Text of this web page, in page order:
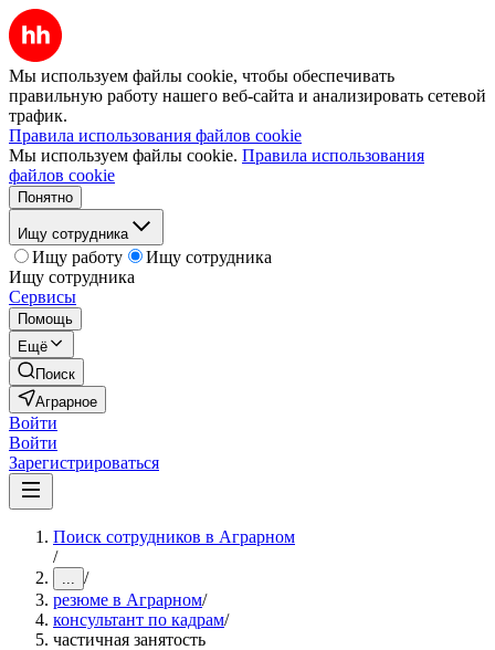
Мы используем файлы cookie, чтобы обеспечивать
правильную работу нашего веб-сайта и анализировать сетевой
трафик.
Правила использования файлов cookie
Мы используем файлы cookie. Правила использования
файлов cookie
Понятно
Ищу сотрудника
Ищу работу
Ищу сотрудника
Ищу сотрудника
Сервисы
Помощь
Ещё
Поиск
Аграрное
Войти
Войти
Зарегистрироваться
Поиск сотрудников в Аграрном
/
... /
резюме в Аграрном/
консультант по кадрам/
частичная занятость